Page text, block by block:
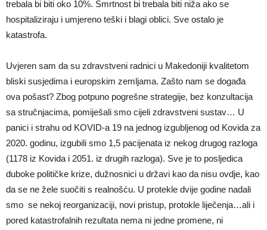
trebala bi biti oko 10%. Smrtnost bi trebala biti niža ako se
hospitaliziraju i umjereno teški i blagi oblici. Sve ostalo je
katastrofa.
Uvjeren sam da su zdravstveni radnici u Makedoniji kvalitetom
bliski susjedima i europskim zemljama. Zašto nam se događa
ova pošast? Zbog potpuno pogrešne strategije, bez konzultacija
sa stručnjacima, pomiješali smo cijeli zdravstveni sustav… U
panici i strahu od KOVID-a 19 na jednog izgubljenog od Kovida za
2020. godinu, izgubili smo 1,5 pacijenata iz nekog drugog razloga
(1178 iz Kovida i 2051. iz drugih razloga). Sve je to posljedica
duboke političke krize, dužnosnici u državi kao da nisu ovdje, kao
da se ne žele suočiti s realnošću. U protekle dvije godine nadali
smo se nekoj reorganizaciji, novi pristup, protokle liječenja…ali i
pored katastrofalnih rezultata nema ni jedne promene, ni